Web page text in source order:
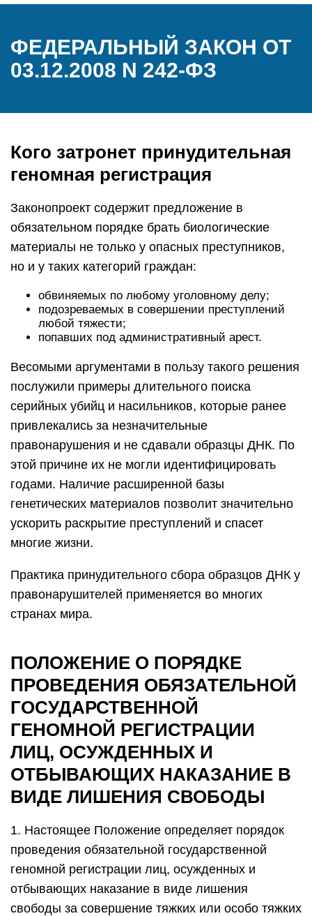
ФЕДЕРАЛЬНЫЙ ЗАКОН ОТ
03.12.2008 N 242-ФЗ
Кого затронет принудительная
геномная регистрация
Законопроект содержит предложение в
обязательном порядке брать биологические
материалы не только у опасных преступников,
но и у таких категорий граждан:
обвиняемых по любому уголовному делу;
подозреваемых в совершении преступлений
любой тяжести;
попавших под административный арест.
Весомыми аргументами в пользу такого решения
послужили примеры длительного поиска
серийных убийц и насильников, которые ранее
привлекались за незначительные
правонарушения и не сдавали образцы ДНК. По
этой причине их не могли идентифицировать
годами. Наличие расширенной базы
генетических материалов позволит значительно
ускорить раскрытие преступлений и спасет
многие жизни.
Практика принудительного сбора образцов ДНК у
правонарушителей применяется во многих
странах мира.
ПОЛОЖЕНИЕ О ПОРЯДКЕ
ПРОВЕДЕНИЯ ОБЯЗАТЕЛЬНОЙ
ГОСУДАРСТВЕННОЙ
ГЕНОМНОЙ РЕГИСТРАЦИИ
ЛИЦ, ОСУЖДЕННЫХ И
ОТБЫВАЮЩИХ НАКАЗАНИЕ В
ВИДЕ ЛИШЕНИЯ СВОБОДЫ
1. Настоящее Положение определяет порядок
проведения обязательной государственной
геномной регистрации лиц, осужденных и
отбывающих наказание в виде лишения
свободы за совершение тяжких или особо тяжких